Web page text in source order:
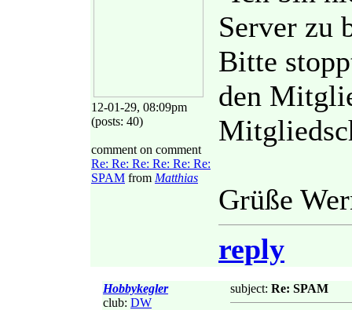
12-01-29, 08:09pm
(posts: 40)
comment on comment
Re: Re: Re: Re: Re: Re:
SPAM from Matthias
Server zu
Bitte
den
Grüße
reply
Hobbykegler
club: DW
subject: Re: SPAM